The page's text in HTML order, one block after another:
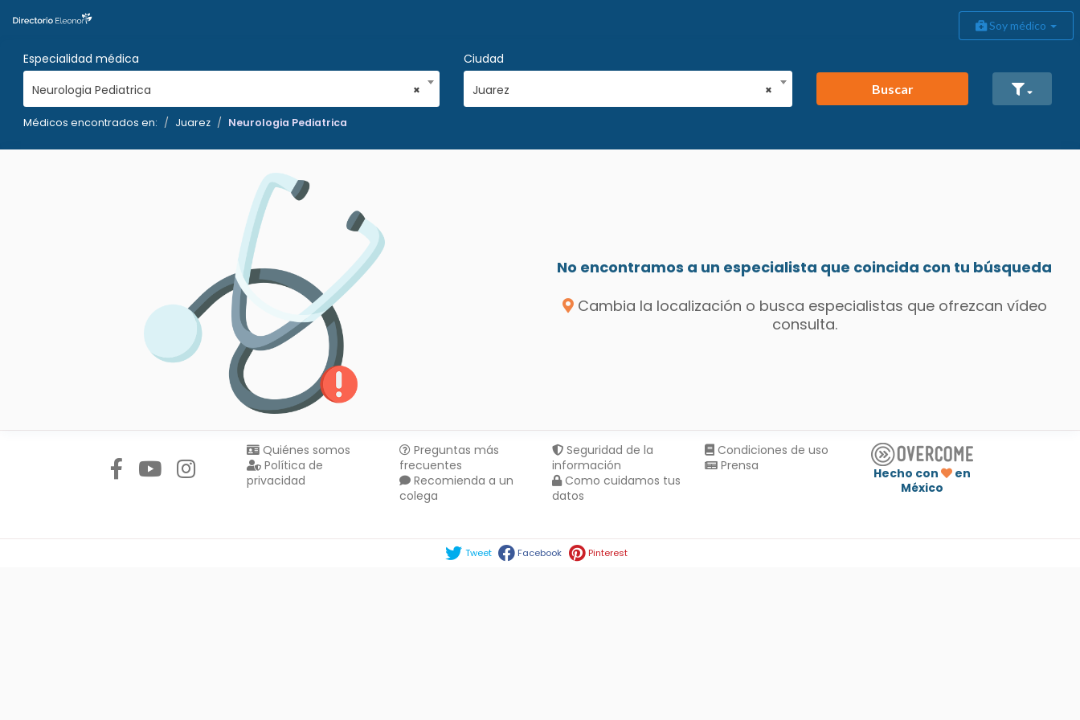
Soy médico
Especialidad médica
×
Neurologia Pediatrica
Ciudad
×
Juarez Buscar
Médicos encontrados en: Juarez Neurologia Pediatrica
No encontramos a un especialista que coincida con tu búsqueda
Cambia la localización o busca especialistas que ofrezcan vídeo
consulta.
Quiénes somos
Política de
privacidad
Preguntas más
frecuentes
Recomienda a un
colega
Seguridad de la
información
Como cuidamos tus
datos
Condiciones de uso
Prensa
Hecho con
en
México
Tweet Facebook Pinterest